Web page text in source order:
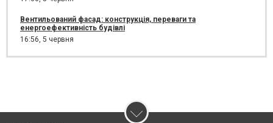
Вентильований фасад: конструкція, переваги та
енергоефективність будівлі
16:56, 5 червня